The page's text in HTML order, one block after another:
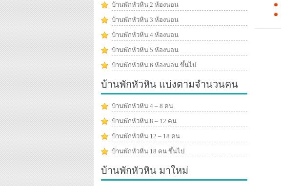
บ้านพักหัวหิน 2 ห้องนอน
บ้านพักหัวหิน 3 ห้องนอน
บ้านพักหัวหิน 4 ห้องนอน
บ้านพักหัวหิน 5 ห้องนอน
บ้านพักหัวหิน 6 ห้องนอน ขึ้นไป
บ้านพักหัวหิน แบ่งตามจำนวนคน
บ้านพักหัวหิน 4 – 8 คน
บ้านพักหัวหิน 8 – 12 คน
บ้านพักหัวหิน 12 – 18 คน
บ้านพักหัวหิน 18 คน ขึ้นไป
บ้านพักหัวหิน มาใหม่